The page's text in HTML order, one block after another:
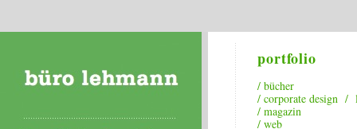
portfolio
/ bücher
/ corporate design /
/ magazin
/ web